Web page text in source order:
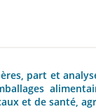
part et
et de santé,